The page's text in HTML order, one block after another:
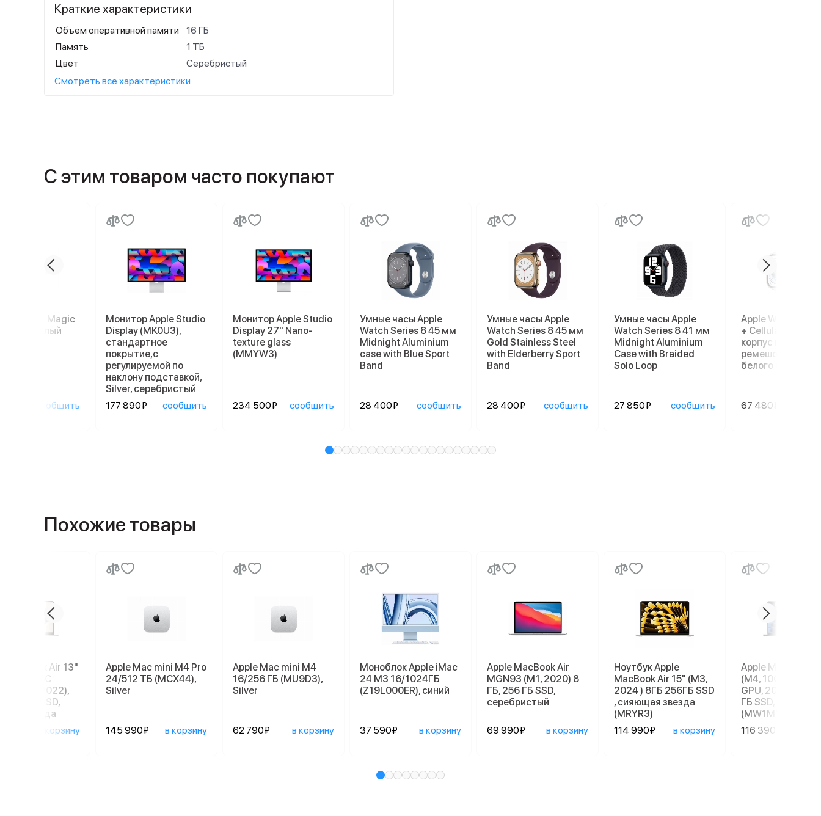
Краткие характеристики
Объем оперативной памяти
16 ГБ
Память
1 ТБ
Цвет
Серебристый
Смотреть все характеристики
С этим товаром часто покупают
Apple Magic
2, белый
сообщить
Монитор Apple Studio
Display (MK0U3),
стандартное
покрытие,с
регулируемой по
наклону подставкой,
Silver, серебристый
177 890₽
сообщить
Монитор Apple Studio
Display 27" Nano-
texture glass
(MMYW3)
234 500₽ сообщить
Умные часы Apple
Watch Series 8 45 мм
Midnight Aluminium
case with Blue Sport
Band
28 400₽ сообщить
Умные часы Apple
Watch Series 8 45 мм
Gold Stainless Steel
with Elderberry Sport
Band
28 400₽ сообщить
Умные часы Apple
Watch Series 8 41 мм
Midnight Aluminium
Case with Braided
Solo Loop
27 850₽ сообщить
Apple Watch Ultra
+ Cellular, 49 мм,
корпус из титана,
ремешок Ocean
белого цвета
67 480₽
Похожие товары
MacBook Air 13"
(M2, 8C
GPU, 2022),
256 ГБ SSD,
звезда
в корзину
Apple Mac mini M4 Pro
24/512 ТБ (MCX44),
Silver
145 990₽ в корзину
Apple Mac mini M4
16/256 ГБ (MU9D3),
Silver
62 790₽ в корзину
Моноблок Apple iMac
24 M3 16/1024ГБ
(Z19L000ER), синий
37 590₽ в корзину
Apple MacBook Air
MGN93 (M1, 2020) 8
ГБ, 256 ГБ SSD,
серебристый
69 990₽ в корзину
Ноутбук Apple
MacBook Air 15" (M3,
2024 ) 8ГБ 256ГБ SSD
, сияющая звезда
(MRYR3)
114 990₽
в корзину
Apple MacBook
(M4, 10C CPU,
GPU, 2025) 16 ГБ
ГБ SSD, темная
(MW1M3)
116 390₽